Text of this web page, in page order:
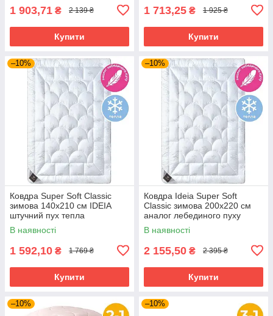
1 903,71 ₴ 2 139 ₴
Купити
1 713,25 ₴ 1 925 ₴
Купити
–10%
Ковдра Super Soft Classic
зимова 140х210 см IDEIA
штучний пух тепла
антиалергійна
В наявності
1 592,10 ₴ 1 769 ₴
Купити
–10%
Ковдра Ideia Super Soft
Classic зимова 200х220 см
аналог лебединого пуху
В наявності
2 155,50 ₴ 2 395 ₴
Купити
–10% –10%